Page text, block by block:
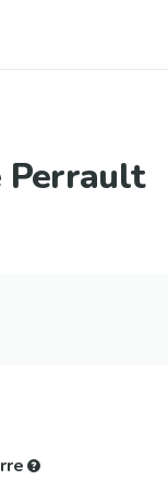
Perrault